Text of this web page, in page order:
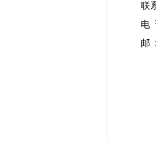
联
电
邮